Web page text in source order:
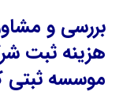
بررسی و
هزینه ثبت
موسسه ثبتی